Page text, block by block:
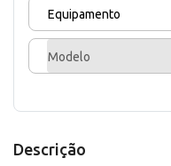
Equipamento
Modelo
Descrição